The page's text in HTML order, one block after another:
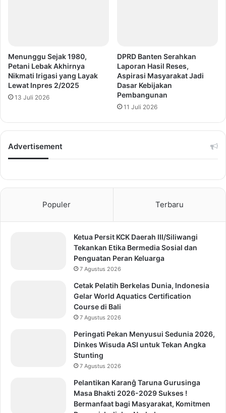
Menunggu Sejak 1980,
Petani Lebak Akhirnya
Nikmati Irigasi yang Layak
Lewat Inpres 2/2025
13 Juli 2026
DPRD Banten Serahkan
Laporan Hasil Reses,
Aspirasi Masyarakat Jadi
Dasar Kebijakan
Pembangunan
11 Juli 2026
Advertisement
Populer Terbaru
Ketua Persit KCK Daerah III/Siliwangi
Tekankan Etika Bermedia Sosial dan
Penguatan Peran Keluarga
7 Agustus 2026
Cetak Pelatih Berkelas Dunia, Indonesia
Gelar World Aquatics Certification
Course di Bali
7 Agustus 2026
Peringati Pekan Menyusui Sedunia 2026,
Dinkes Wisuda ASI untuk Tekan Angka
Stunting
7 Agustus 2026
Pelantikan Karanĝ Taruna Gurusinga
Masa Bhakti 2026-2029 Sukses !
Bermanfaat bagi Masyarakat, Komitmen